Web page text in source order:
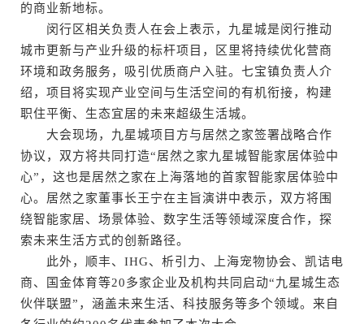
的商业新地标。
闵行区相关负责人在会上表示，九星城是闵行推动
城市更新与产业升级的标杆项目，区里将持续优化营商
环境和政务服务，吸引优质商户入驻。七宝镇负责人介
绍，项目将实现产业空间与生活空间的有机衔接，构建
职住平衡、生态宜居的未来超级生活城。
大会现场，九星城项目方与居然之家签署战略合作
协议，双方将共同打造“居然之家九星城智能家居体验中
心”，这也是居然之家在上海落地的首家智能家居体验中
心。居然之家董事长王宁在主旨演讲中表示，双方将围
绕智能家居、场景体验、数字生活等领域深度合作，探
索未来生活方式的创新路径。
此外，顺丰、IHG、析引力、上海宠物协会、凯诘电
商、国金体育等20多家企业及机构共同启动“九星城生态
伙伴联盟”，涵盖未来生活、科技服务等多个领域。来自